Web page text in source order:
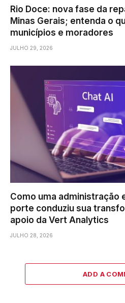
Rio Doce: nova fase da
Minas Gerais; entenda o
municípios e moradores
JULHO 29, 2026
Como uma administração
porte conduziu sua
apoio da Vert Analytics
JULHO 28, 2026
ADD A